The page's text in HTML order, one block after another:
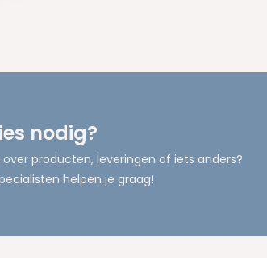
nodig?
over producten, leveringen of iets anders?
helpen je graag!